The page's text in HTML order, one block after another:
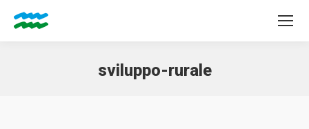
sviluppo-rurale